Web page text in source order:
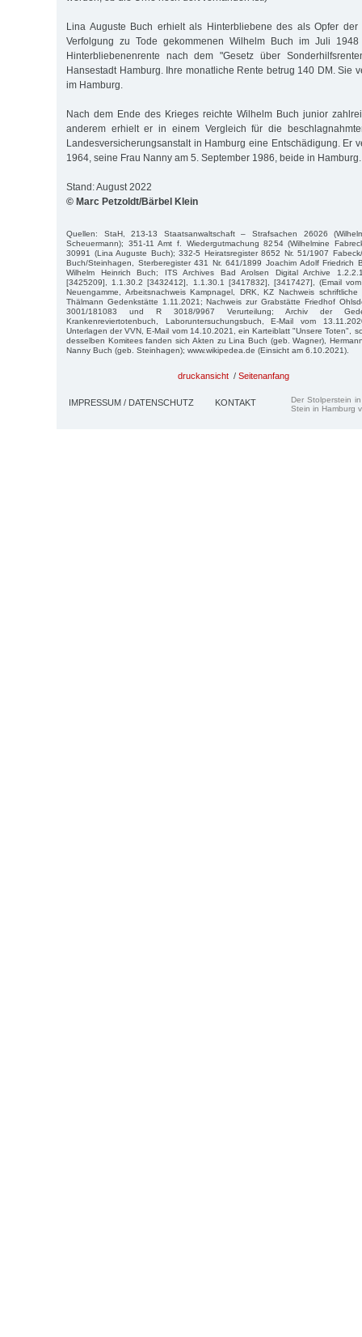
Lina Auguste Buch erhielt als Hinterbliebene des als Opfer der
Verfolgung zu Tode gekommenen Wilhelm Buch im Juli
Hinterbliebenenrente nach dem ʺGesetz über
Hansestadt Hamburg. Ihre monatliche Rente betrug 140 DM. Sie
im Hamburg.
Nach dem Ende des Krieges reichte Wilhelm Buch junior
anderem erhielt er in einem Vergleich für die
Landesversicherungsanstalt in Hamburg eine Entschädigung. Er
1964, seine Frau Nanny am 5. September 1986, beide in Hamburg.
Stand: August 2022
© Marc Petzoldt/Bärbel Klein
Quellen: StaH, 213-13 Staatsanwaltschaft – Strafsachen 26026
Scheuermann); 351-11 Amt f. Wiedergutmachung 8254 (Wilhelmine
30991 (Lina Auguste Buch); 332-5 Heiratsregister 8652 Nr. 51/1907
Buch/Steinhagen, Sterberegister 431 Nr. 641/1899 Joachim Adolf Friedrich
Wilhelm Heinrich Buch; ITS Archives Bad Arolsen Digital Archive
[3425209], 1.1.30.2 [3432412], 1.1.30.1 [3417832], [3417427], (Email
Neuengamme, Arbeitsnachweis Kampnagel, DRK, KZ Nachweis
Thälmann Gedenkstätte 1.11.2021; Nachweis zur Grabstätte Friedhof
3001/181083 und R 3018/9967 Verurteilung; Archiv der
Krankenreviertotenbuch, Laboruntersuchungsbuch, E-Mail vom
Unterlagen der VVN, E-Mail vom 14.10.2021, ein Karteiblatt "Unsere Toten",
desselben Komitees fanden sich Akten zu Lina Buch (geb. Wagner),
Nanny Buch (geb. Steinhagen); www.wikipedea.de (Einsicht am 6.10.2021).
druckansicht / Seitenanfang
IMPRESSUM / DATENSCHUTZ KONTAKT
Der Stolperstein
Stein in Hamburg